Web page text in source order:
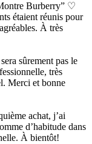
Burberry” ♡
étaient réunis pour
À très
sûrement pas le
très
Merci et bonne
achat, j’ai
d’habitude dans
À bientôt!